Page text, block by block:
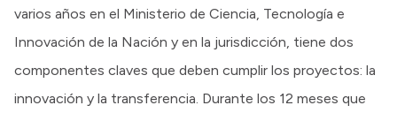
varios años en el Ministerio de Ciencia, Tecnología e
Innovación de la Nación y en la jurisdicción, tiene dos
componentes claves que deben cumplir los proyectos: la
innovación y la transferencia. Durante los 12 meses que